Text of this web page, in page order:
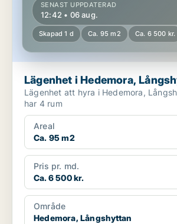
SENAST UPPDATERAD
12:42 • 06 aug.
Skapad 1 d Ca. 95 m2 Ca. 6 500 kr.
Lägenhet i Hedemora,
Lägenhet att hyra i Hedemora, Långshyttan
har 4 rum
Areal
Ca. 95 m2
Pris pr. md.
Ca. 6 500 kr.
Område
Hedemora, Långshyttan